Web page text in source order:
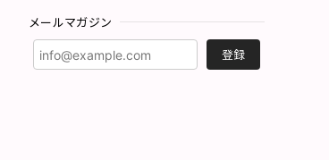
メールマガジン
登録